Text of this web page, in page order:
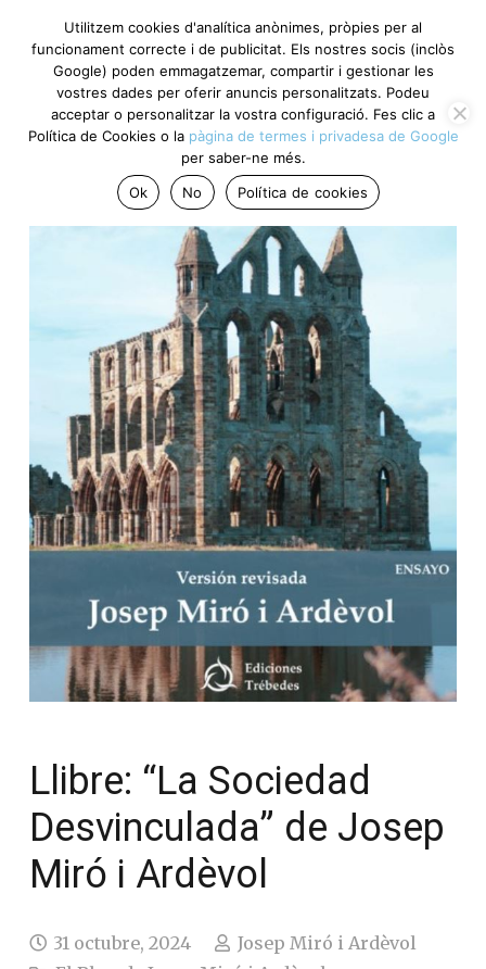
Llibre: “La Sociedad
Desvinculada” de
Josep Miró i Ardèvol
El Blog de Josep Miró i Ardèvol
Utilitzem cookies d'analítica anònimes, pròpies per al
funcionament correcte i de publicitat. Els nostres socis
(inclòs Google) poden emmagatzemar, compartir i gestionar
les vostres dades per oferir anuncis personalitzats. Podeu
acceptar o personalitzar la vostra configuració. Fes clic a
Política de Cookies o lapàgina de termes i privadesa de
Googleper saber-ne més.
Ok
No Política de cookies